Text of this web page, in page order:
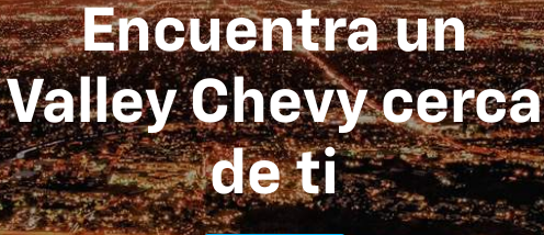
Encuentra un
Valley Chevy cerca
de ti